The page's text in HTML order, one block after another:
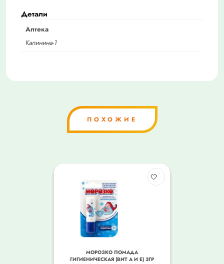
Детали
Аптека
Калинина-1
ПОХОЖИЕ
МОРОЗКО ПОМАДА
ГИГИЕНИЧЕСКАЯ (ВИТ А И Е) 3ГР